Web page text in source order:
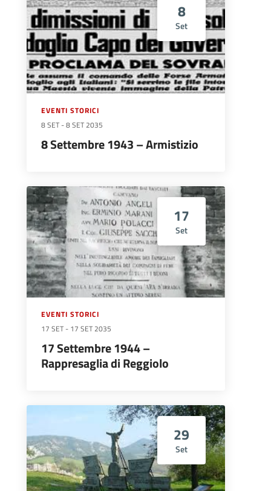
8
Set
EVENTI STORICI
8 SET -8 SET 2035
8 Settembre 1943 – Armistizio
17
Set
EVENTI STORICI
17 SET - 17 SET 2035
17 Settembre 1944 –
Rappresaglia di Reggiolo
29
Set